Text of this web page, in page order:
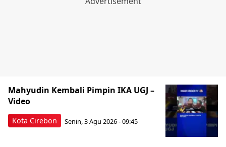
Kota Cirebon
Mahyudin Kembali Pimpin IKA UGJ –
Video
Senin, 3 Agu 2026 - 09:45